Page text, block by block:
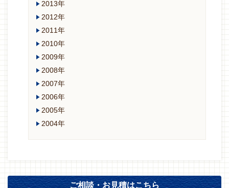
2013年
2012年
2011年
2010年
2009年
2008年
2007年
2006年
2005年
2004年
ご相談・お見積はこちら